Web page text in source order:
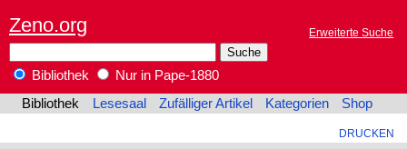
Zeno.org Erweiterte Suche
Bibliothek
Nur in Pape-1880
Bibliothek
Lesesaal Zufälliger Artikel Kategorien Shop
DRUCKEN